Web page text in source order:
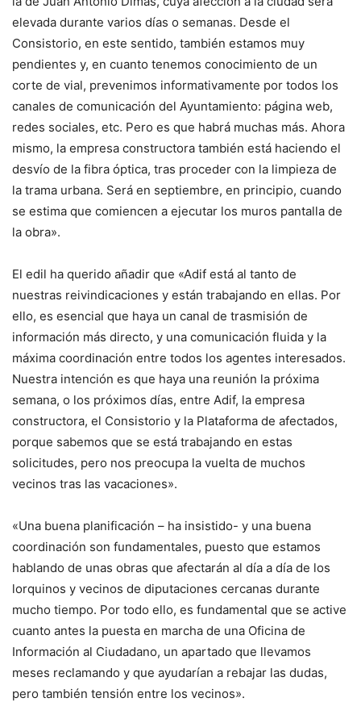
elevada durante varios días o semanas. Desde el
Consistorio, en este sentido, también estamos muy
pendientes y, en cuanto tenemos conocimiento de un
corte de vial, prevenimos informativamente por todos los
canales de comunicación del Ayuntamiento: página web,
redes sociales, etc. Pero es que habrá muchas más. Ahora
mismo, la empresa constructora también está haciendo el
desvío de la fibra óptica, tras proceder con la limpieza de
la trama urbana. Será en septiembre, en principio, cuando
se estima que comiencen a ejecutar los muros pantalla de
la obra».
El edil ha querido añadir que «Adif está al tanto de
nuestras reivindicaciones y están trabajando en ellas. Por
ello, es esencial que haya un canal de trasmisión de
información más directo, y una comunicación fluida y la
máxima coordinación entre todos los agentes interesados.
Nuestra intención es que haya una reunión la próxima
semana, o los próximos días, entre Adif, la empresa
constructora, el Consistorio y la Plataforma de afectados,
porque sabemos que se está trabajando en estas
solicitudes, pero nos preocupa la vuelta de muchos
vecinos tras las vacaciones».
«Una buena planificación – ha insistido- y una buena
coordinación son fundamentales, puesto que estamos
hablando de unas obras que afectarán al día a día de los
lorquinos y vecinos de diputaciones cercanas durante
mucho tiempo. Por todo ello, es fundamental que se active
cuanto antes la puesta en marcha de una Oficina de
Información al Ciudadano, un apartado que llevamos
meses reclamando y que ayudarían a rebajar las dudas,
pero también tensión entre los vecinos».